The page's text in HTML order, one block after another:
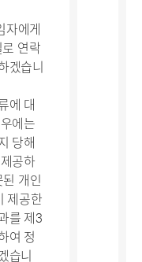
에게
연락
겠습니
에 대
에는
당해
공하
개인
제공한
를 제3
여 정
습니